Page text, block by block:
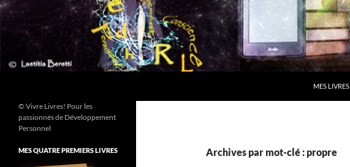
MES LIVRES
Archives par mot-clé : propre
© Vivre Livres! Pour les
passionnés de Développement
Personnel
MES QUATRE PREMIERS LIVRES